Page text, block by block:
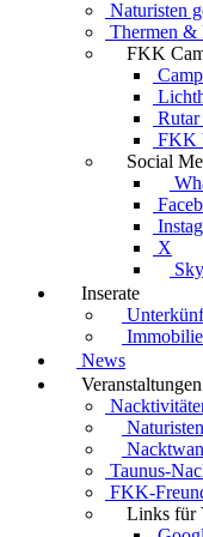
Naturisten
Thermen &
FKK
FKK
Social
X
Inserate
News
Veranstaltungen
Taunus-
FKK-
Links für